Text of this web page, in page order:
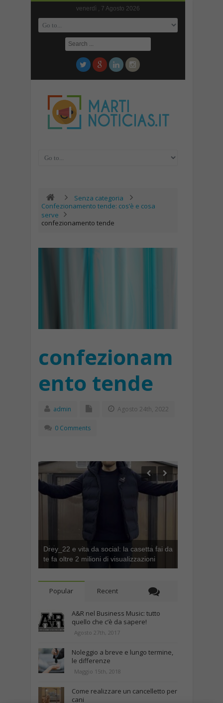
venerdì , 7 Agosto 2026
Senza categoria
Confezionamento tende: cos’è e cosa
serve
confezionamento tende
confezionam
ento tende
admin Agosto 24th, 2022
0 Comments
Drey_22 e vita da social: la casetta fai da
te fa oltre 2 milioni di visualizzazioni
Popular Recent
A&R nel Business Music: tutto
quello che c’è da sapere!
Agosto 27th, 2017
Noleggio a breve e lungo termine,
le differenze
Maggio 15th, 2018
Come realizzare un cancelletto per
cani